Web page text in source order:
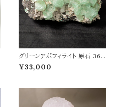
グリーンアポフィライト 原石 364
g 魚眼石 アポフィライト 天然石
パワーストーン 鉱物 結晶 t008
¥33,000